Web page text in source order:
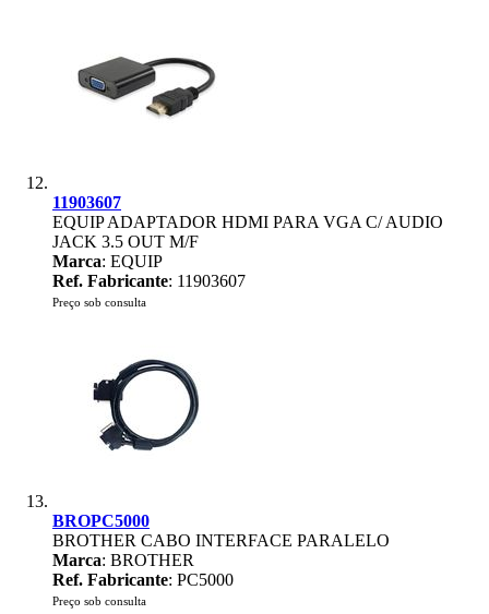
11903607
EQUIP ADAPTADOR HDMI PARA VGA C/ AUDIO
JACK 3.5 OUT M/F
Marca: EQUIP
Ref. Fabricante: 11903607
Preço sob consulta
BROPC5000
BROTHER CABO INTERFACE PARALELO
Marca: BROTHER
Ref. Fabricante: PC5000
Preço sob consulta